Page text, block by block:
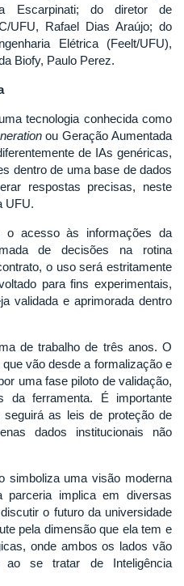
Escarpinati; do diretor de
UFU, Rafael Dias Araújo; do
Elétrica (Feelt/UFU),
Biofy, Paulo Perez.
tecnologia conhecida como
ou Geração Aumentada
de IAs genéricas,
dentro de uma base de dados
respostas precisas, neste
UFU.
o acesso às informações da
de decisões na rotina
o uso será estritamente
para fins experimentais,
validada e aprimorada dentro
de trabalho de três anos. O
vão desde a formalização e
uma fase piloto de validação,
da ferramenta. É importante
as leis de proteção de
dados institucionais não
simboliza uma visão moderna
parceria implica em diversas
o futuro da universidade
pela dimensão que ela tem e
onde ambos os lados vão
ao se tratar de Inteligência